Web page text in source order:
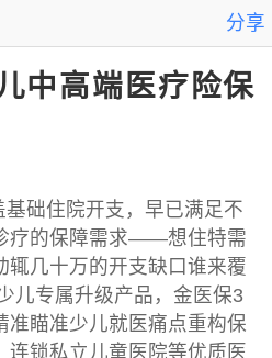
分享
中高端医疗险保
础住院开支，早已满足不
疗的保障需求——想住特需
辄几十万的开支缺口谁来覆
儿专属升级产品，金医保3
准瞄准少儿就医痛点重构保
连锁私立儿童医院等优质医